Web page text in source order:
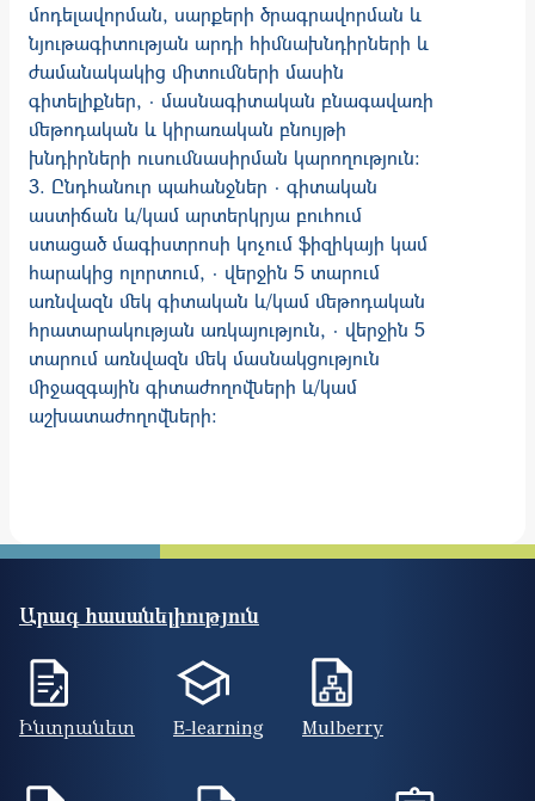
մոդելավորման, սարքերի ծրագրավորման և
նյութագիտության արդի հիմնախնդիրների և
ժամանակակից միտումների մասին
գիտելիքներ, · մասնագիտական բնագավառի
մեթոդական և կիրառական բնույթի
խնդիրների ուսումնասիրման կարողություն:
3. Ընդհանուր պահանջներ · գիտական
աստիճան և/կամ արտերկրյա բուհում
ստացած մագիստրոսի կոչում ֆիզիկայի կամ
հարակից ոլորտում, · վերջին 5 տարում
առնվազն մեկ գիտական և/կամ մեթոդական
հրատարակության առկայություն, · վերջին 5
տարում առնվազն մեկ մասնակցություն
միջազգային գիտաժողովների և/կամ
աշխատաժողովների:
Արագ հասանելիություն
Ինտրանետ E-learning Mulberry